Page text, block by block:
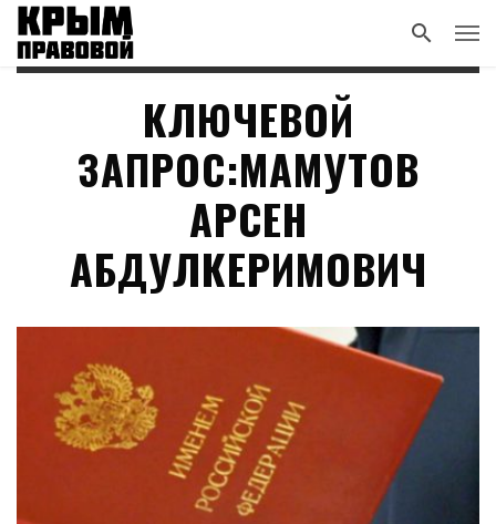
КЛЮЧЕВОЙ
ЗАПРОС:МАМУТОВ
АРСЕН
АБДУЛКЕРИМОВИЧ